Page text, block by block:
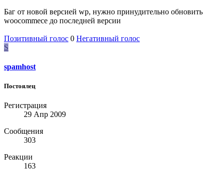
Баг от новой версией wp, нужно принудительно обновить
woocommece до последней версии
Позитивный голос 0 Негативный голос
S
spamhost
Постоялец
Регистрация
29 Апр 2009
Сообщения
303
Реакции
163